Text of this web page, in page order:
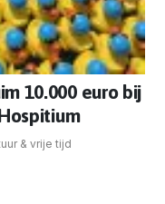
10.000 euro bij
& vrije tijd